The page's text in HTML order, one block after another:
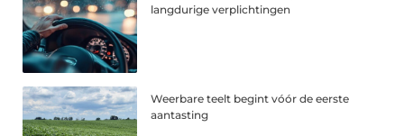
langdurige verplichtingen
Weerbare teelt begint vóór de eerste
aantasting